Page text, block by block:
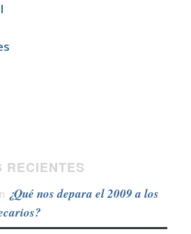
RECIENTES
¿Qué nos depara el 2009 a los